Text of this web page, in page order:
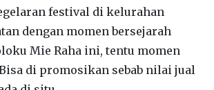
festival di kelurahan
dengan momen bersejarah
Mie Raha ini, tentu momen
di promosikan sebab nilai jual